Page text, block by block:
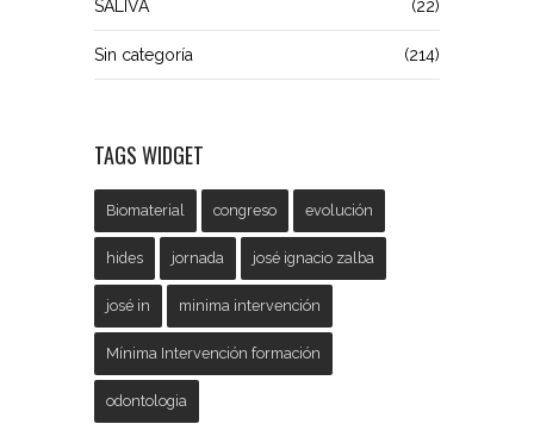
SALIVA (22)
Sin categoría (214)
TAGS WIDGET
Biomaterial congreso evolución
hides jornada josé ignacio zalba
josé in minima intervención
Mínima Intervención formación
odontologia